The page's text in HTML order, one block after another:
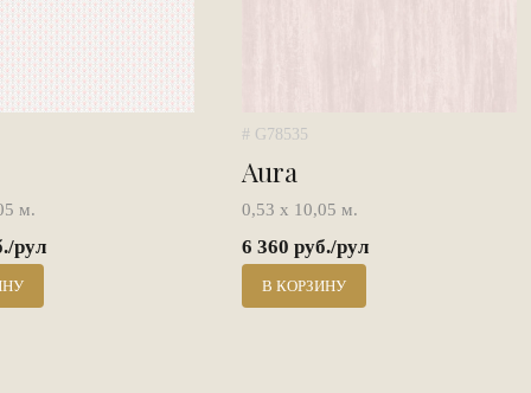
м.
рул
# G78535
Aura
0,53 х 10,05 м.
6 360 руб./рул
В КОРЗИНУ